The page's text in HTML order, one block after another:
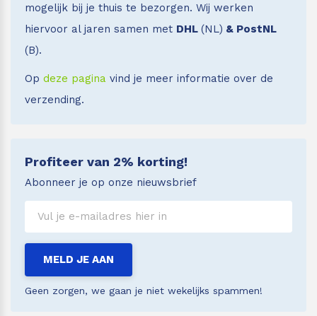
mogelijk bij je thuis te bezorgen. Wij werken
hiervoor al jaren samen met DHL (NL) & PostNL
(B).
Op deze pagina vind je meer informatie over de
verzending.
Profiteer van 2% korting!
Abonneer je op onze nieuwsbrief
Geen zorgen, we gaan je niet wekelijks spammen!
MELD JE AAN